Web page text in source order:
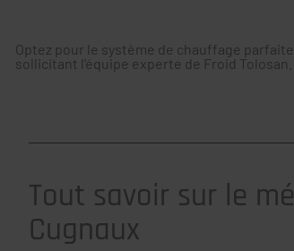
Optez pour le système de chauffage
sollicitant l'équipe experte de Froid Tolosan.
Tout savoir sur le
Cugnaux